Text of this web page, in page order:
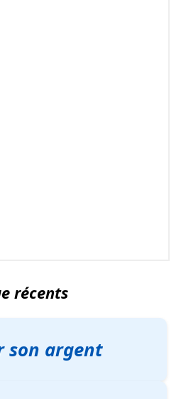
récents
son argent